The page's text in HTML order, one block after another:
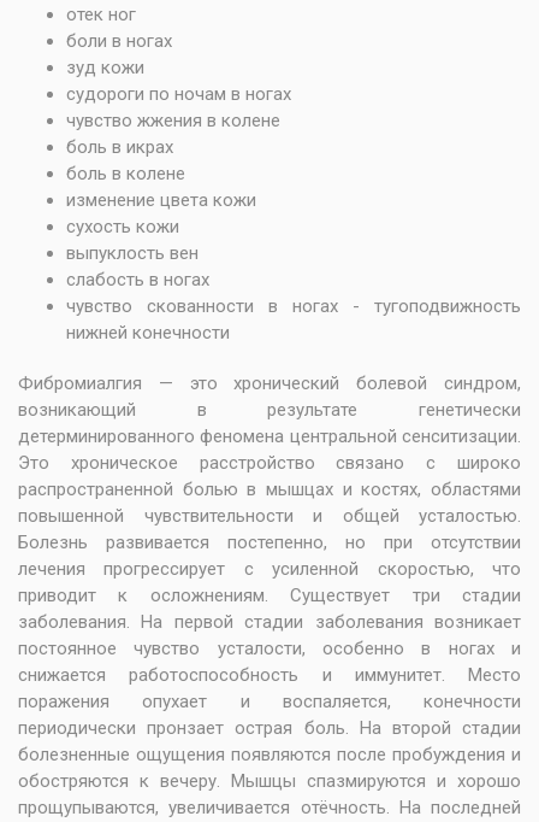
отек ног
боли в ногах
зуд кожи
судороги по ночам в ногах
чувство жжения в колене
боль в икрах
боль в колене
изменение цвета кожи
сухость кожи
выпуклость вен
слабость в ногах
чувство скованности в ногах - тугоподвижность
нижней конечности
Фибромиалгия — это хронический болевой синдром,
возникающий в результате генетически
детерминированного феномена центральной сенситизации.
Это хроническое расстройство связано с широко
распространенной болью в мышцах и костях, областями
повышенной чувствительности и общей усталостью.
Болезнь развивается постепенно, но при отсутствии
лечения прогрессирует с усиленной скоростью, что
приводит к осложнениям. Существует три стадии
заболевания. На первой стадии заболевания возникает
постоянное чувство усталости, особенно в ногах и
снижается работоспособность и иммунитет. Место
поражения опухает и воспаляется, конечности
периодически пронзает острая боль. На второй стадии
болезненные ощущения появляются после пробуждения и
обостряются к вечеру. Мышцы спазмируются и хорошо
прощупываются, увеличивается отёчность. На последней